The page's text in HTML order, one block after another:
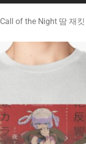
Call of the Night 땀 재킷